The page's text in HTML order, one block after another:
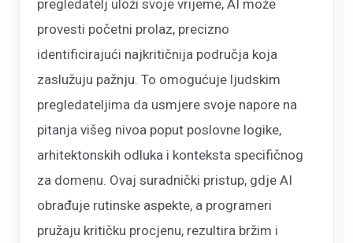
pregledatelj uloži svoje vrijeme, AI može
provesti početni prolaz, precizno
identificirajući najkritičnija područja koja
zaslužuju pažnju. To omogućuje ljudskim
pregledateljima da usmjere svoje napore na
pitanja višeg nivoa poput poslovne logike,
arhitektonskih odluka i konteksta specifičnog
za domenu. Ovaj suradnički pristup, gdje AI
obrađuje rutinske aspekte, a programeri
pružaju kritičku procjenu, rezultira bržim i